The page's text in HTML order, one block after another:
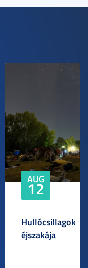
AUG
12
Hullócsillagok
éjszakája